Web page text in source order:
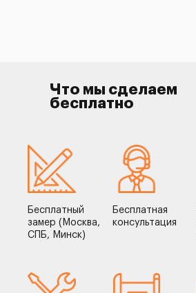
Что мы сделаем
бесплатно
Бесплатный
замер (Москва,
СПБ, Минск)
Бесплатная
консультация